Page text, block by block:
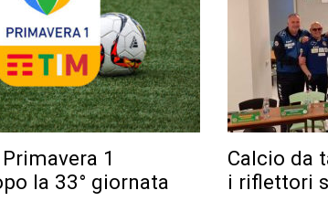
1
la 33° giornata
Calcio da
i riflettori